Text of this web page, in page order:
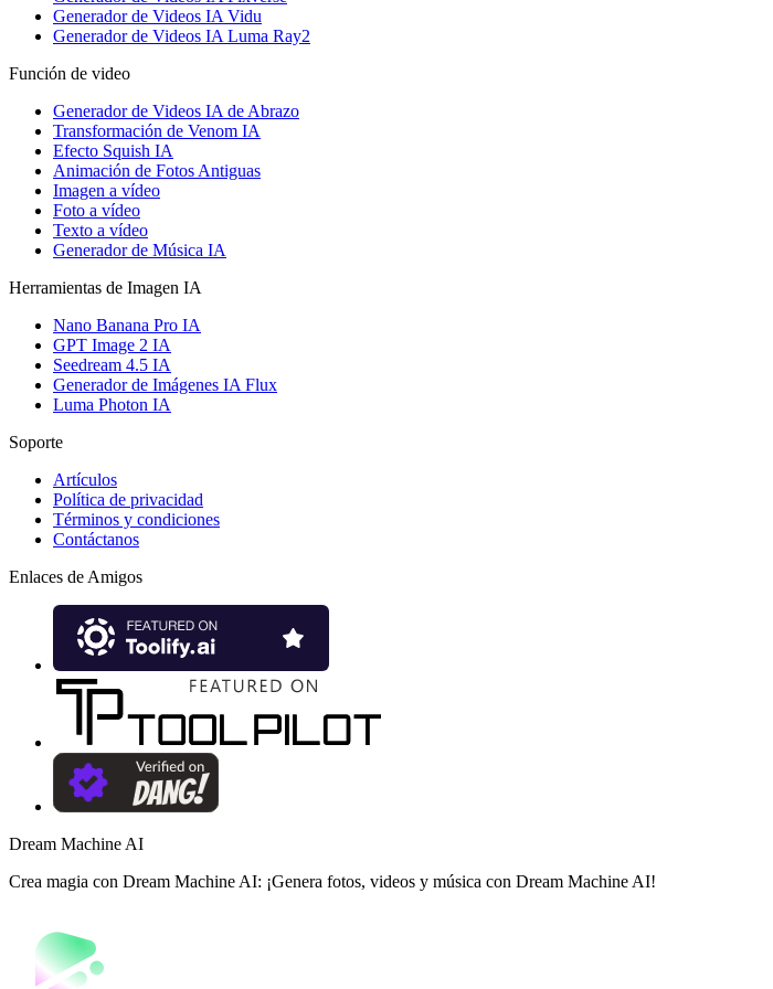
Generador de Videos IA Vidu
Generador de Videos IA Luma Ray2
Función de video
Generador de Videos IA de Abrazo
Transformación de Venom IA
Efecto Squish IA
Animación de Fotos Antiguas
Imagen a vídeo
Foto a vídeo
Texto a vídeo
Generador de Música IA
Herramientas de Imagen IA
Nano Banana Pro IA
GPT Image 2 IA
Seedream 4.5 IA
Generador de Imágenes IA Flux
Luma Photon IA
Soporte
Artículos
Política de privacidad
Términos y condiciones
Contáctanos
Enlaces de Amigos
Dream Machine AI
Crea magia con Dream Machine AI: ¡Genera fotos, videos y música con Dream Machine AI!